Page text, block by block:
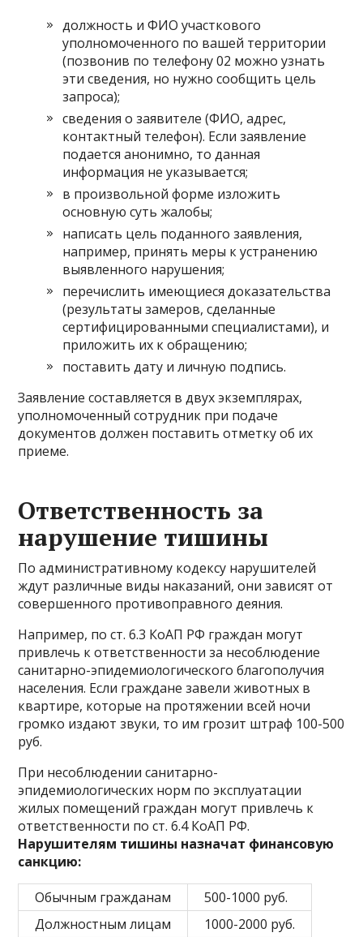
должность и ФИО участкового
уполномоченного по вашей территории
(позвонив по телефону 02 можно узнать
эти сведения, но нужно сообщить цель
запроса);
сведения о заявителе (ФИО, адрес,
контактный телефон). Если заявление
подается анонимно, то данная
информация не указывается;
в произвольной форме изложить
основную суть жалобы;
написать цель поданного заявления,
например, принять меры к устранению
выявленного нарушения;
перечислить имеющиеся доказательства
(результаты замеров, сделанные
сертифицированными специалистами), и
приложить их к обращению;
поставить дату и личную подпись.
Заявление составляется в двух экземплярах,
уполномоченный сотрудник при подаче
документов должен поставить отметку об их
приеме.
Ответственность за
нарушение тишины
По административному кодексу нарушителей
ждут различные виды наказаний, они зависят от
совершенного противоправного деяния.
Например, по ст. 6.3 КоАП РФ граждан могут
привлечь к ответственности за несоблюдение
санитарно-эпидемиологического благополучия
населения. Если граждане завели животных в
квартире, которые на протяжении всей ночи
громко издают звуки, то им грозит штраф 100-500
руб.
При несоблюдении санитарно-
эпидемиологических норм по эксплуатации
жилых помещений граждан могут привлечь к
ответственности по ст. 6.4 КоАП РФ.
Нарушителям тишины назначат финансовую
санкцию:
Обычным гражданам
500-1000 руб.
Должностным лицам
1000-2000 руб.